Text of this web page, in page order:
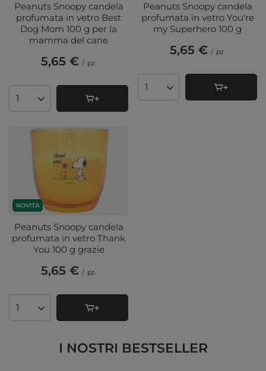
Peanuts Snoopy candela
profumata in vetro Best
Dog Mom 100 g per la
mamma del cane
5,65 € / pz.
Quantità di prodotti
Peanuts Snoopy candela
profumata in vetro You're
my Superhero 100 g
5,65 € / pz.
Quantità di prodotti
NOVITÀ
Peanuts Snoopy candela
profumata in vetro Thank
You 100 g grazie
5,65 € / pz.
Quantità di prodotti
I NOSTRI BESTSELLER